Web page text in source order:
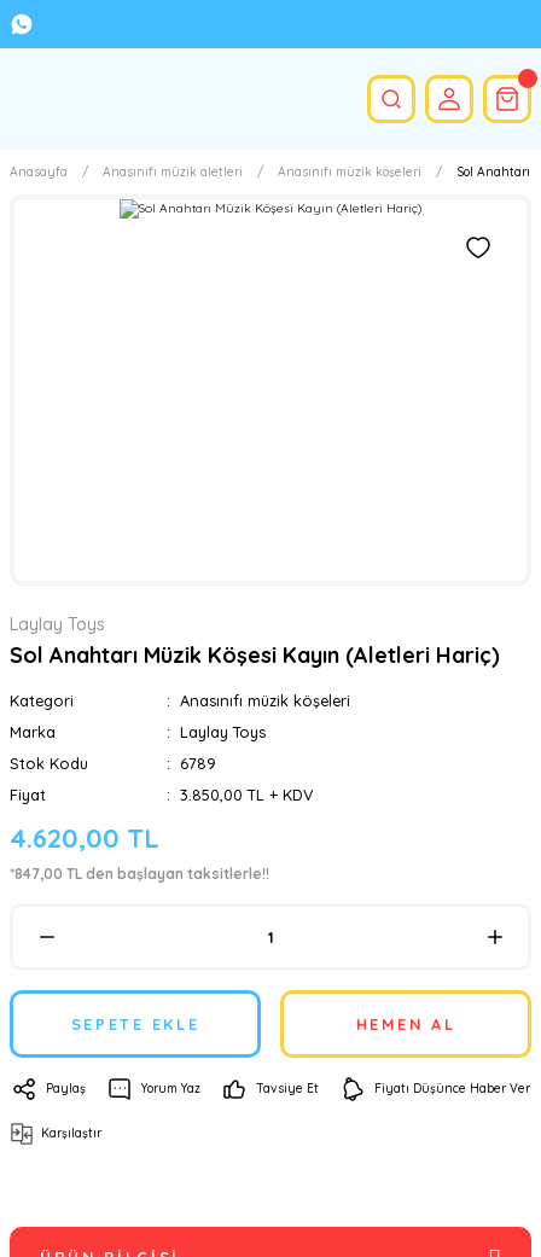
Anasayfa Anasınıfı müzik aletleri Anasınıfı müzik köşeleri Sol Anahtarı
Laylay Toys
Sol Anahtarı Müzik Köşesi Kayın (Aletleri Hariç)
Kategori
Anasınıfı müzik köşeleri
Marka
Laylay Toys
Stok Kodu
6789
Fiyat
3.850,00 TL + KDV
4.620,00 TL
*847,00 TL den başlayan taksitlerle!!
SEPETE EKLE HEMEN AL
Paylaş Yorum Yaz Tavsiye Et Fiyatı Düşünce Haber Ver
Karşılaştır